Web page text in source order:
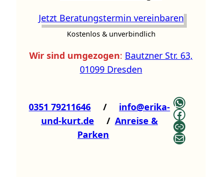
Jetzt Beratungstermin vereinbaren
Kostenlos & unverbindlich
Wir sind umgezogen: Bautzner Str. 63,
01099 Dresden
0351 79211646 / info@erika-
und-kurt.de / Anreise &
Parken
Link
E-Mail